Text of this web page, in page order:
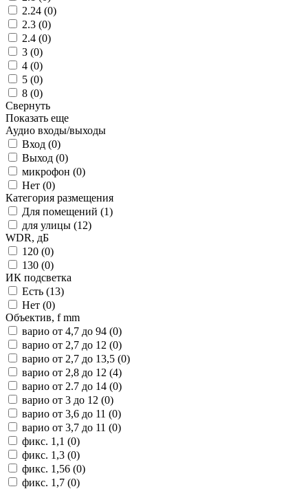
2.24 (0)
2.3 (0)
2.4 (0)
3 (0)
4 (0)
5 (0)
8 (0)
Свернуть
Показать еще
Аудио входы/выходы
Вход (0)
Выход (0)
микрофон (0)
Нет (0)
Категория размещения
Для помещений (1)
для улицы (12)
WDR, дБ
120 (0)
130 (0)
ИК подсветка
Есть (13)
Нет (0)
Объектив, f mm
варио от 4,7 до 94 (0)
варио от 2,7 до 12 (0)
варио от 2,7 до 13,5 (0)
варио от 2,8 до 12 (4)
варио от 2.7 до 14 (0)
варио от 3 до 12 (0)
варио от 3,6 до 11 (0)
варио от 3,7 до 11 (0)
фикс. 1,1 (0)
фикс. 1,3 (0)
фикс. 1,56 (0)
фикс. 1,7 (0)